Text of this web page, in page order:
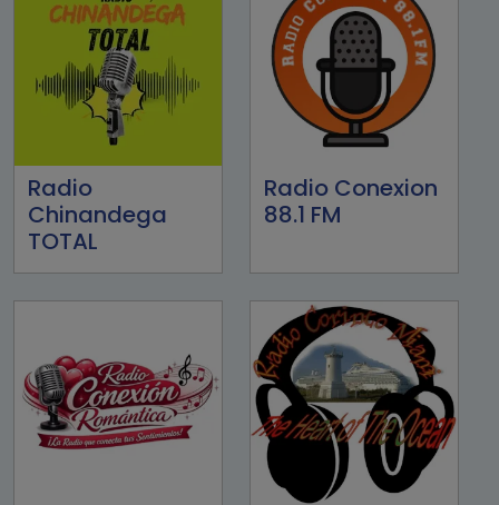
Radio
Chinandega
TOTAL
Radio Conexion
88.1 FM